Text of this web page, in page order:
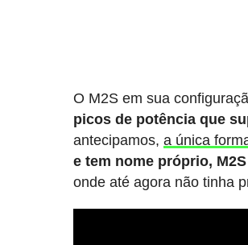
O M2S em sua
picos de potência que
antecipamos,a única
e tem nome próprio,
onde até agora não tinha